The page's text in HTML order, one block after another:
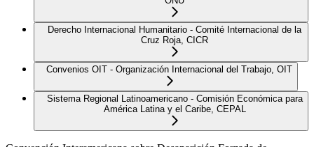
Derecho Internacional Humanitario - Comité Internacional de la
Cruz Roja, CICR
Convenios OIT - Organización Internacional del Trabajo, OIT
Sistema Regional Latinoamericano - Comisión Económica para
América Latina y el Caribe, CEPAL